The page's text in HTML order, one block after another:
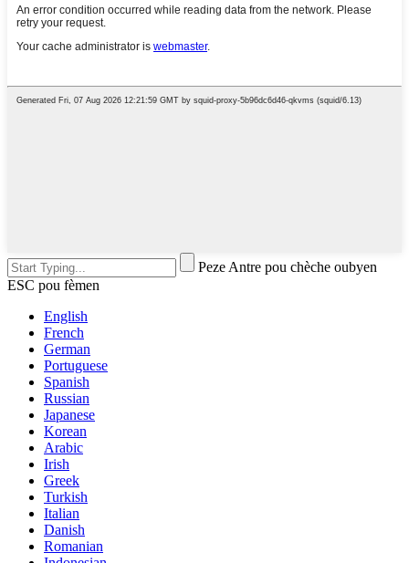
Peze Antre pou chèche oubyen
ESC pou fèmen
English
French
German
Portuguese
Spanish
Russian
Japanese
Korean
Arabic
Irish
Greek
Turkish
Italian
Danish
Romanian